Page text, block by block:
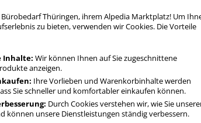
Motivordner
Motivordner
Essen / Küche
Thüringen, ihrem Alpedia Marktplatz! Um
zu bieten, verwenden wir Cookies. Die Vorteile
Inhalte: Wir können Ihnen auf Sie zugeschnittene
anzeigen.
Ihre Vorlieben und Warenkorbinhalte werden
Sie schneller und komfortabler einkaufen können.
Durch Cookies verstehen wir, wie Sie
können unsere Dienstleistungen ständig verbessern.